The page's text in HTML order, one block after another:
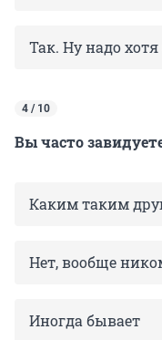
Так. Ну надо
4 / 10
Вы часто
Каким таким
Нет, вообще
Иногда бывает